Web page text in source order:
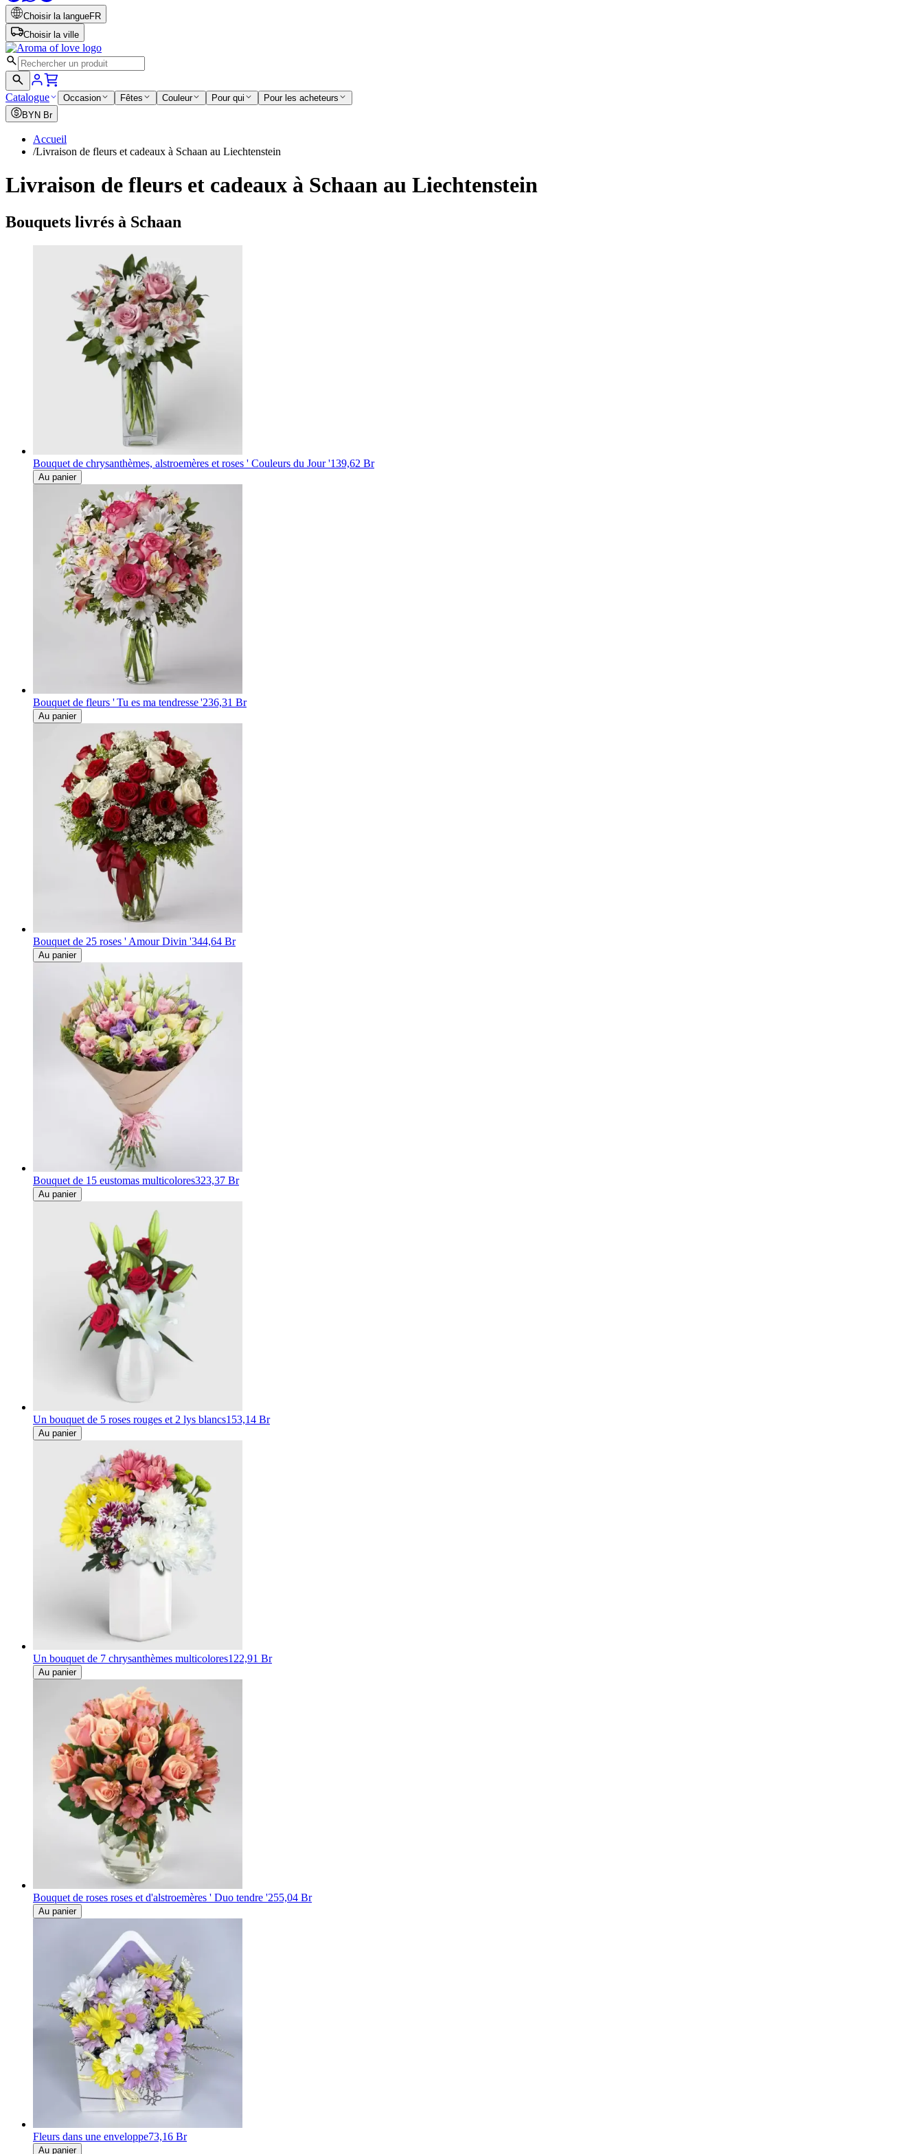
Choisir la langueFR
Choisir la ville
Catalogue Occasion Fêtes Couleur Pour qui
Pour les acheteurs
BYN Br
Accueil
/Livraison de fleurs et cadeaux à Schaan au Liechtenstein
Livraison de fleurs et cadeaux à Schaan au Liechtenstein
Bouquets livrés à Schaan
Bouquet de chrysanthèmes, alstroemères et roses ' Couleurs du Jour '139,62 Br
Au panier
Bouquet de fleurs ' Tu es ma tendresse '236,31 Br
Au panier
Bouquet de 25 roses ' Amour Divin '344,64 Br
Au panier
Bouquet de 15 eustomas multicolores323,37 Br
Au panier
Un bouquet de 5 roses rouges et 2 lys blancs153,14 Br
Au panier
Un bouquet de 7 chrysanthèmes multicolores122,91 Br
Au panier
Bouquet de roses roses et d'alstroemères ' Duo tendre '255,04 Br
Au panier
Fleurs dans une enveloppe73,16 Br
Au panier